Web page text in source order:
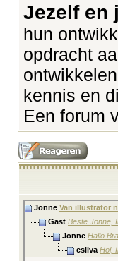
Jezelf en
hun
opdracht
kennis en
Een forum
Jonne Van illustrator
Gast Beste Jonne,
Jonne Hallo
esilva Hoi,